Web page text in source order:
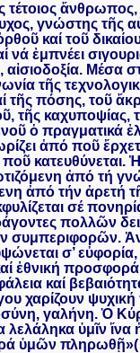
τέτοιος ἄνθρωπος,
γνώστης τῆς
καί τοῦ
νά ἐμπνέει
Μέσα
τῆς
τῆς πόσης, τοῦ
τῆς καχυποψίας,
ὁ πραγματικά
ἀπό ποῦ
ποῦ κατευθύνεται.
ἀπό τή
ἀπό τήν ἀρετή
σέ
πολλῶν
συμπεριφορῶν.
σ’
ἐθνική
καί
χαρίζουν
γαλήνη. Ὁ
ὑμῖν ἵνα
ὑμῶν πληρωθῇ»(